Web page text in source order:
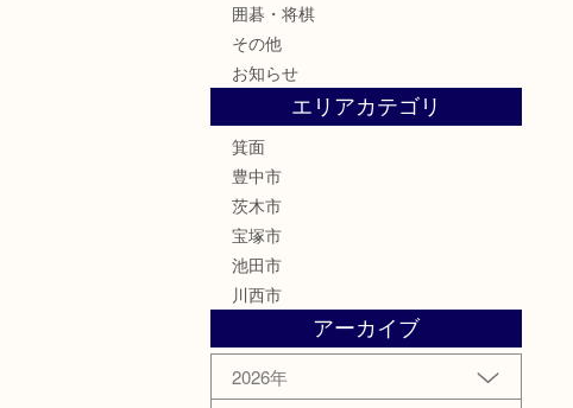
囲碁・将棋
その他
お知らせ
エリアカテゴリ
箕面
豊中市
茨木市
宝塚市
池田市
川西市
アーカイブ
2026年